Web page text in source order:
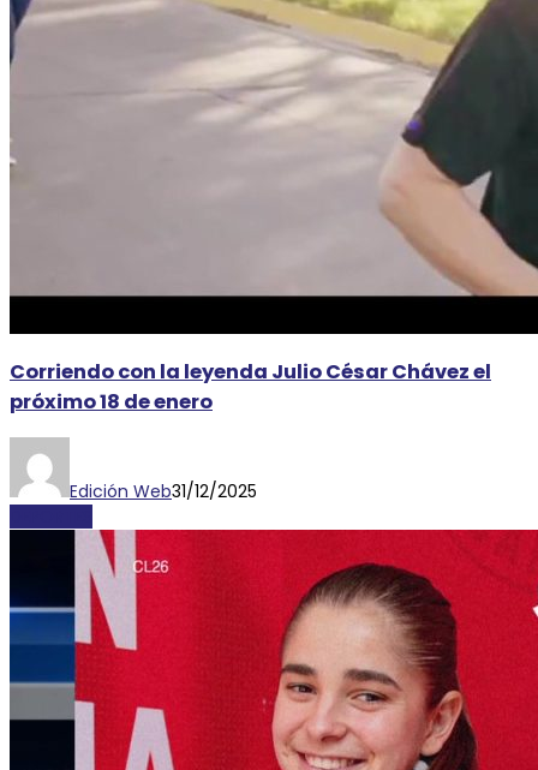
Corriendo con la leyenda Julio César Chávez el
próximo 18 de enero
Edición Web31/12/2025